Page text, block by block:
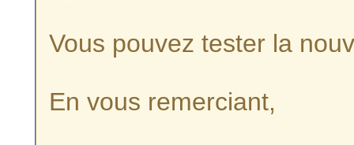
Vous pouvez tester la
En vous remerciant,